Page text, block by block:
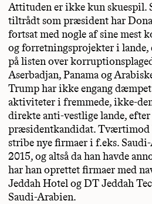
Attituden er ikke kun skuespil.
tiltrådt som præsident har
fortsat med nogle af sine mest
og forretningsprojekter i
på listen over
Aserbadjan, Panama og
Trump har ikke engang
aktiviteter i fremmede, ikke-
direkte anti-vestlige lande,
præsidentkandidat. Tværtimod
stribe nye firmaer i f.eks.
2015, og altså da han havde
har han oprettet firmaer med
Jeddah Hotel og DT Jeddah
Saudi-Arabien.